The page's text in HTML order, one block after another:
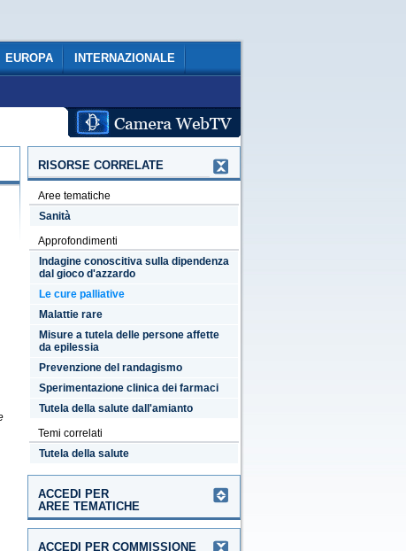
EUROPA INTERNAZIONALE
RISORSE CORRELATE
Aree tematiche
Sanità
Approfondimenti
Indagine conoscitiva sulla dipendenza
dal gioco d'azzardo
Le cure palliative
Malattie rare
Misure a tutela delle persone affette
da epilessia
Prevenzione del randagismo
Sperimentazione clinica dei farmaci
Tutela della salute dall'amianto
Temi correlati
Tutela della salute
ACCEDI PER
AREE TEMATICHE
ACCEDI PER COMMISSIONE